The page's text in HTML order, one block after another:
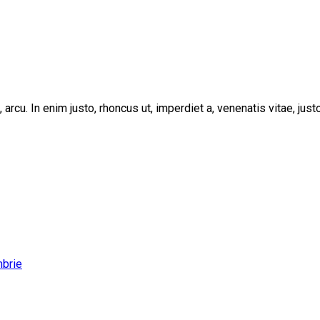
In enim justo, rhoncus ut, imperdiet a, venenatis vitae,